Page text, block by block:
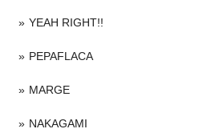
YEAH RIGHT!!
PEPAFLACA
MARGE
NAKAGAMI